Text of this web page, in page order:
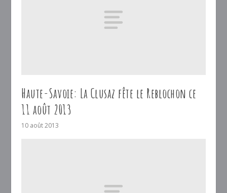
Haute-Savoie: La Clusaz fête le Reblochon ce
11 août 2013
10 août 2013